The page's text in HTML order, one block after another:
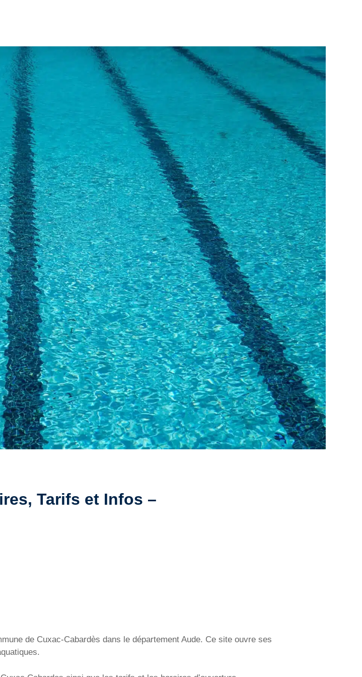
Tarifs et Infos –
de Cuxac-Cabardès dans le département Aude. Ce site ouvre ses